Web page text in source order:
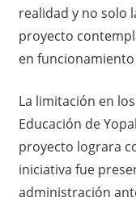
realidad y no solo
proyecto
en
La limitación en
Educación de
proyecto lograra
iniciativa fue
administración